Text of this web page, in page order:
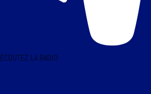
ÉCOUTEZ LA RADIO